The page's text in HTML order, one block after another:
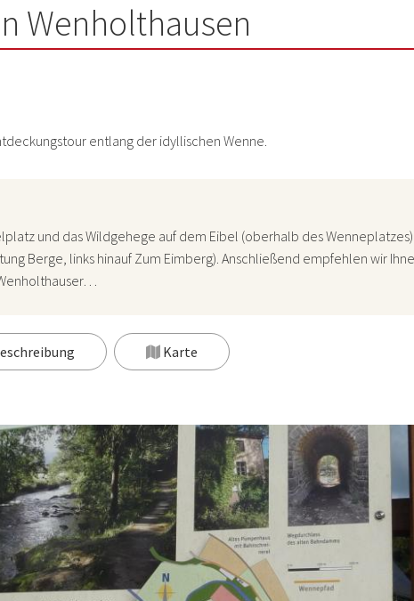
Wenholthausen
entlang der idyllischen Wenne.
und das Wildgehege auf dem Eibel (oberhalb des
Berge, links hinauf Zum Eimberg). Anschließend empfehlen wir
Karte